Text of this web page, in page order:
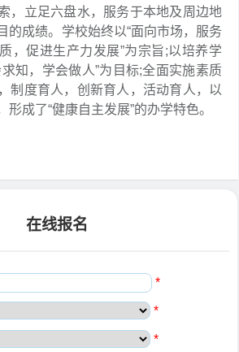
，立足六盘水，服务于本地及周边地
的成绩。学校始终以“面向市场，服务
，促进生产力发展”为宗旨;以培养学
知，学会做人”为目标;全面实施素质
制度育人，创新育人，活动育人，以
成了“健康自主发展”的办学特色。
在线报名
*
*
*